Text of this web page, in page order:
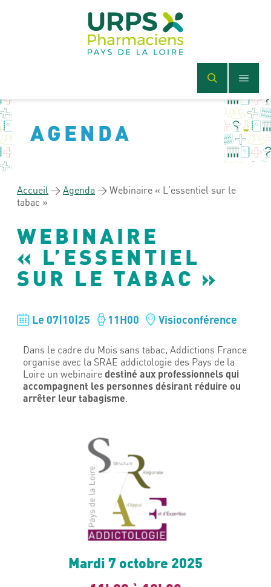
AGENDA
Accueil >Agenda >Webinaire « L’essentiel sur le
tabac »
WEBINAIRE
« L’ESSENTIEL
SUR LE TABAC »
Le 07|10|25 11H00 Visioconférence
Dans le cadre du Mois sans tabac, Addictions France
organise avec la SRAE addictologie des Pays de la
Loire un webinairedestiné aux professionnels qui
accompagnent les personnes désirant réduire ou
arrêter leur tabagisme.
Mardi 7 octobre 2025